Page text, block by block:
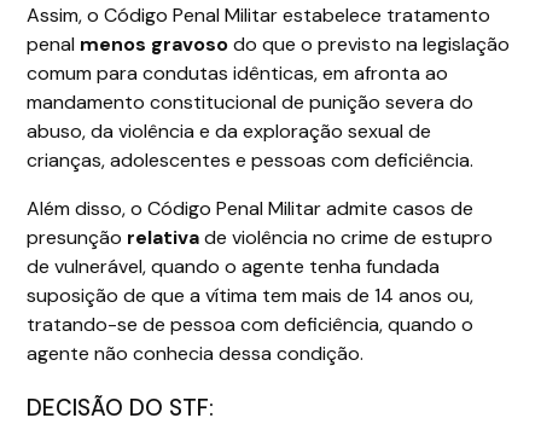
Assim, o Código Penal Militar estabelece tratamento
penal menos gravosodo que o previsto na legislação
comum para condutas idênticas, em afronta ao
mandamento constitucional de punição severa do
abuso, da violência e da exploração sexual de
crianças, adolescentes e pessoas com deficiência.
Além disso, o Código Penal Militar admite casos de
presunção relativade violência no crime de estupro
de vulnerável, quando o agente tenha fundada
suposição de que a vítima tem mais de 14 anos ou,
tratando-se de pessoa com deficiência, quando o
agente não conhecia dessa condição.
DECISÃO DO STF: